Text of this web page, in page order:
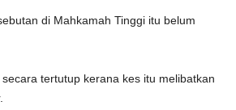
di Mahkamah Tinggi itu belum
tertutup kerana kes itu melibatkan